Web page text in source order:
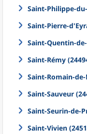
Saint-Philippe-
Saint-Pierre-
Saint-Quentin-
Saint-Rémy
Saint-Romain-
Saint-Sauveur
Saint-Seurin-de-
Saint-Vivien